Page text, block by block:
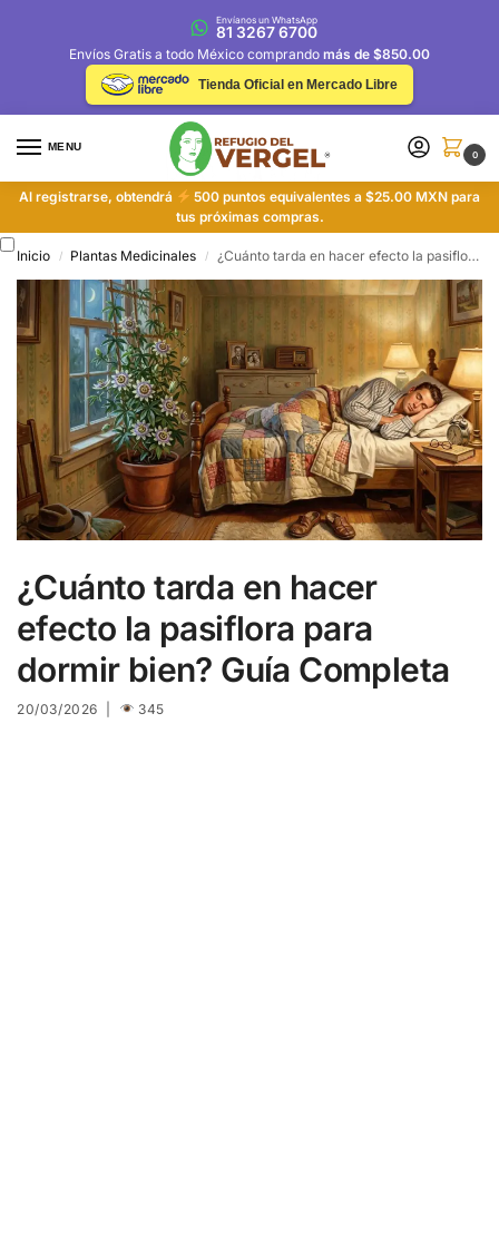
Envíanos un WhatsApp
81 3267 6700
Envíos Gratis a todo México comprando más de $850.00
Tienda Oficial en Mercado Libre
MENU
0
Al registrarse, obtendrá
500 puntos equivalentes a $25.00 MXN para
tus próximas compras.
Inicio / Plantas Medicinales / ¿Cuánto tarda en hacer efecto la pasiflora para dormir bien? Guía Completa
¿Cuánto tarda en hacer
efecto la pasiflora para
dormir bien? Guía Completa
20/03/2026 | 345